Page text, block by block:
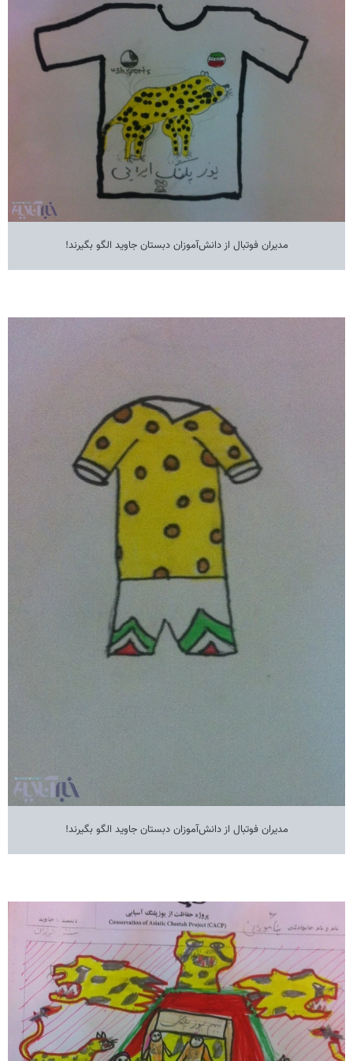
مدیران فوتبال از دانش‌آموزان دبستان جاوید الگو بگیرند!
مدیران فوتبال از دانش‌آموزان دبستان جاوید الگو بگیرند!